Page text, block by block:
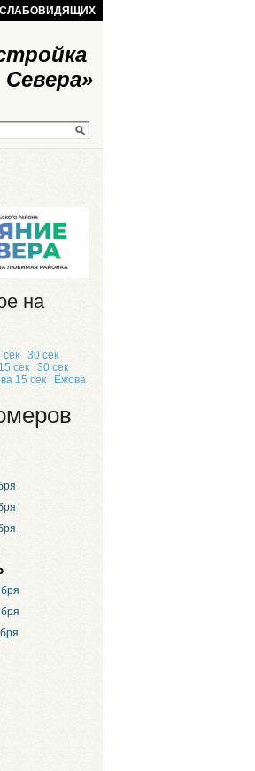
на сайте
на
сек
30 сек
15 сек
30 сек
15 сек
Ежова